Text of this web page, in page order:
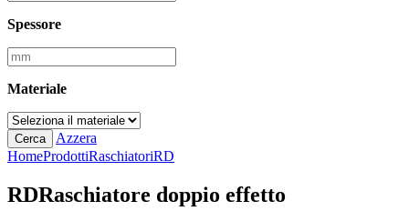
Spessore
Materiale
Cerca
Azzera
HomeProdottiRaschiatoriRD
RDRaschiatore doppio effetto